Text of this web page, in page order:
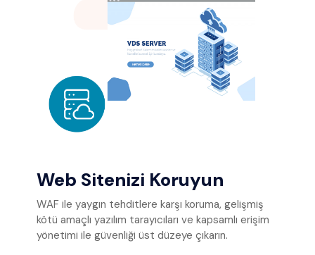
Web Sitenizi Koruyun
WAF ile yaygın tehditlere karşı koruma, gelişmiş
kötü amaçlı yazılım tarayıcıları ve kapsamlı erişim
yönetimi ile güvenliği üst düzeye çıkarın.